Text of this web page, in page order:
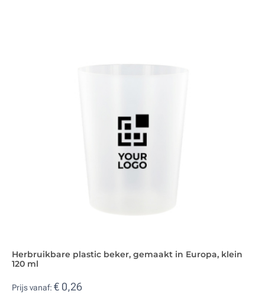
Herbruikbare plastic beker, gemaakt in Europa, klein
120 ml
Prijs vanaf: € 0,26